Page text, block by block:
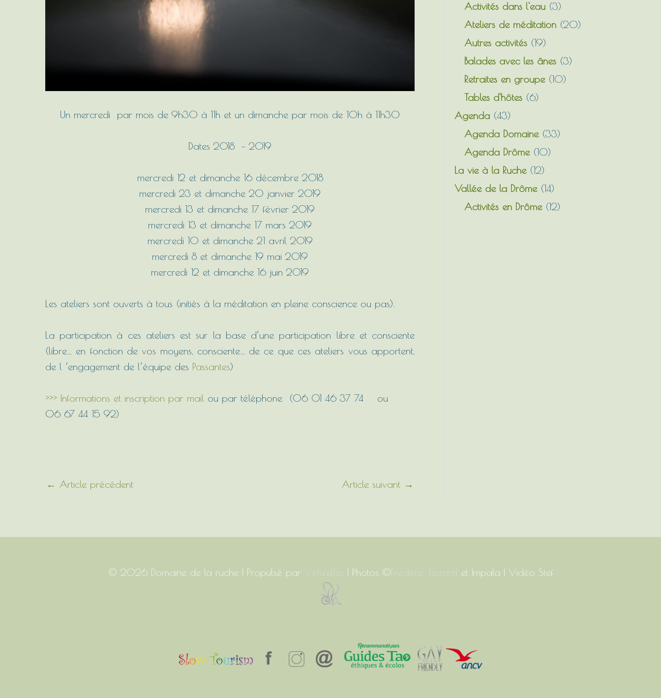
Un mercredi par mois de 9h30 à 11h et un dimanche par mois de 10h à 11h30
Dates 2018 – 2019
mercredi 12 et dimanche 16 décembre 2018
mercredi 23 et dimanche 20 janvier 2019
mercredi 13 et dimanche 17 février 2019
mercredi 13 et dimanche 17 mars 2019
mercredi 10 et dimanche 21 avril 2019
mercredi 8 et dimanche 19 mai 2019
mercredi 12 et dimanche 16 juin 2019
Les ateliers sont ouverts à tous (initiés à la méditation en pleine conscience ou pas).
La participation à ces ateliers est sur la base d’une participation libre et consciente
(libre… en fonction de vos moyens, consciente… de ce que ces ateliers vous apportent,
de l ‘engagement de l’équipe des Passantes)
>>> Informations et inscription par mail ou par téléphone (06 01 46 37 74 ou
06 67 44 15 92)
← Article précédent Article suivant →
Activités dans l'eau (3)
Ateliers de méditation (20)
Autres activités (19)
Balades avec les ânes (3)
Retraites en groupe(10)
Tables d'hôtes (6)
Agenda (43)
Agenda Domaine(33)
Agenda Drôme(10)
La vie à la Ruche(12)
Vallée de la Drôme(14)
Activités en Drôme(12)
© 2026 Domaine de la ruche| Propulsé par Virtu'elles | Photos ©Frédéric Testard et Impala | Vidéo Stef